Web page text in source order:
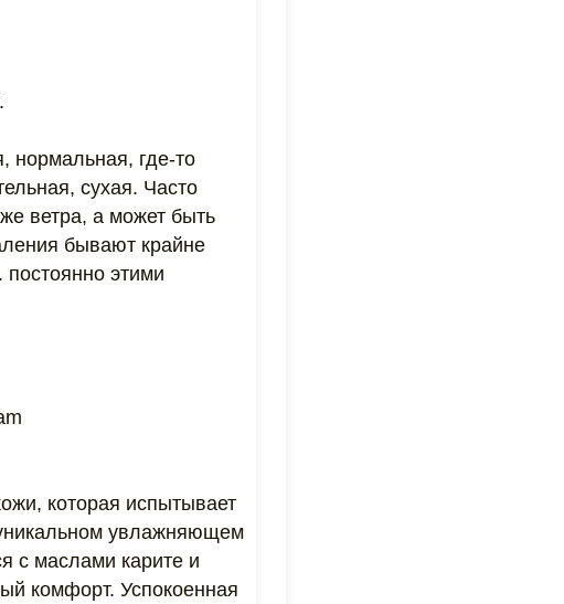
нормальная, где-то
сухая. Часто
ветра, а может быть
бывают крайне
этими
которая испытывает
увлажняющем
с маслами карите и
комфорт. Успокоенная